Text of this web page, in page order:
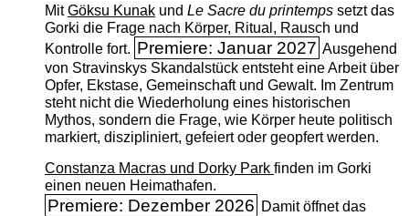
MitGöksu Kunakund Le Sacre du printempssetzt das
Gorki die Frage nach Körper, Ritual, Rausch und
Kontrolle fort. Premiere: Januar 2027 Ausgehend
von Stravinskys Skandalstück entsteht eine Arbeit über
Opfer, Ekstase, Gemeinschaft und Gewalt. Im Zentrum
steht nicht die Wiederholung eines historischen
Mythos, sondern die Frage, wie Körper heute politisch
markiert, diszipliniert, gefeiert oder geopfert werden.
Constanza Macras und Dorky Park finden im Gorki
einen neuen Heimathafen.
Premiere: Dezember 2026 Damit öffnet das